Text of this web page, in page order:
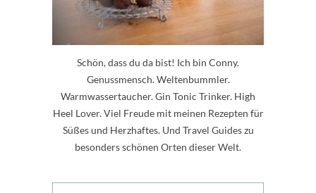
Schön, dass du da bist! Ich bin Conny.
Genussmensch. Weltenbummler.
Warmwassertaucher. Gin Tonic Trinker. High
Heel Lover. Viel Freude mit meinen Rezepten für
Süßes und Herzhaftes. Und Travel Guides zu
besonders schönen Orten dieser Welt.